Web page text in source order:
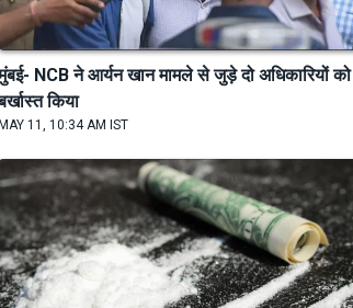
NCB ने आर्यन खान मामले से जुड़े दो अधिकारियों को
किया
MAY 11, 10:34 AM IST